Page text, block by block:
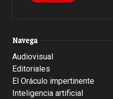
Navega
Audiovisual
Editoriales
El Oráculo impertinente
Inteligencia artificial